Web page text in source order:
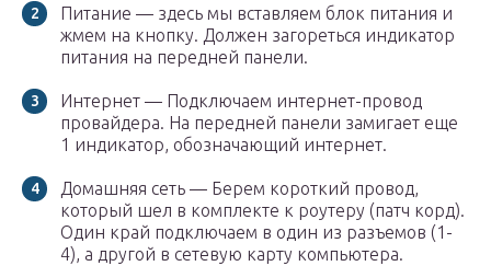
Питание — здесь мы вставляем блок питания и
жмем на кнопку. Должен загореться индикатор
питания на передней панели.
Интернет — Подключаем интернет-провод
провайдера. На передней панели замигает еще
1 индикатор, обозначающий интернет.
Домашняя сеть — Берем короткий провод,
который шел в комплекте к роутеру (патч корд).
Один край подключаем в один из разъемов (1-
4), а другой в сетевую карту компьютера.